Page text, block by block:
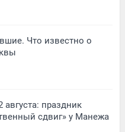
Что известно о
праздник
сдвиг» у Манежа